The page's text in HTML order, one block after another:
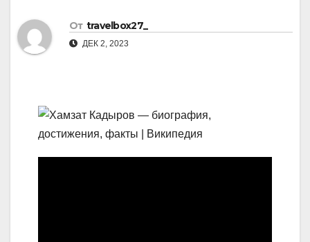
От travelbox27_
ДЕК 2, 2023